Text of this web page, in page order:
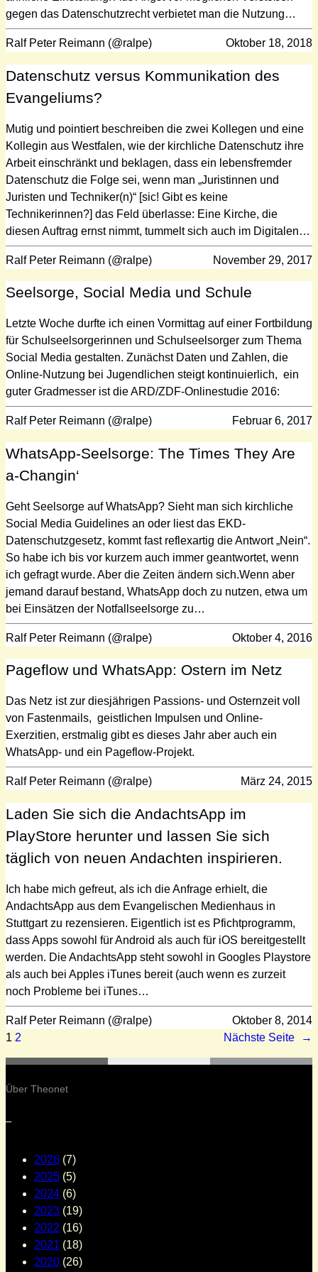
gegen das Datenschutzrecht verbietet man die Nutzung…
Ralf Peter Reimann (@ralpe) Oktober 18, 2018
Datenschutz versus Kommunikation des
Evangeliums?
Mutig und pointiert beschreiben die zwei Kollegen und eine
Kollegin aus Westfalen, wie der kirchliche Datenschutz ihre
Arbeit einschränkt und beklagen, dass ein lebensfremder
Datenschutz die Folge sei, wenn man „Juristinnen und
Juristen und Techniker(n)“ [sic! Gibt es keine
Technikerinnen?] das Feld überlasse: Eine Kirche, die
diesen Auftrag ernst nimmt, tummelt sich auch im Digitalen…
Ralf Peter Reimann (@ralpe) November 29, 2017
Seelsorge, Social Media und Schule
Letzte Woche durfte ich einen Vormittag auf einer Fortbildung
für Schulseelsorgerinnen und Schulseelsorger zum Thema
Social Media gestalten. Zunächst Daten und Zahlen, die
Online-Nutzung bei Jugendlichen steigt kontinuierlich, ein
guter Gradmesser ist die ARD/ZDF-Onlinestudie 2016:
Ralf Peter Reimann (@ralpe) Februar 6, 2017
WhatsApp-Seelsorge: The Times They Are
a-Changin‘
Geht Seelsorge auf WhatsApp? Sieht man sich kirchliche
Social Media Guidelines an oder liest das EKD-
Datenschutzgesetz, kommt fast reflexartig die Antwort „Nein“.
So habe ich bis vor kurzem auch immer geantwortet, wenn
ich gefragt wurde. Aber die Zeiten ändern sich.Wenn aber
jemand darauf bestand, WhatsApp doch zu nutzen, etwa um
bei Einsätzen der Notfallseelsorge zu…
Ralf Peter Reimann (@ralpe) Oktober 4, 2016
Pageflow und WhatsApp: Ostern im Netz
Das Netz ist zur diesjährigen Passions- und Osternzeit voll
von Fastenmails, geistlichen Impulsen und Online-
Exerzitien, erstmalig gibt es dieses Jahr aber auch ein
WhatsApp- und ein Pageflow-Projekt.
Ralf Peter Reimann (@ralpe) März 24, 2015
Laden Sie sich die AndachtsApp im
PlayStore herunter und lassen Sie sich
täglich von neuen Andachten inspirieren.
Ich habe mich gefreut, als ich die Anfrage erhielt, die
AndachtsApp aus dem Evangelischen Medienhaus in
Stuttgart zu rezensieren. Eigentlich ist es Pfichtprogramm,
dass Apps sowohl für Android als auch für iOS bereitgestellt
werden. Die AndachtsApp steht sowohl in Googles Playstore
als auch bei Apples iTunes bereit (auch wenn es zurzeit
noch Probleme bei iTunes…
Ralf Peter Reimann (@ralpe)
Oktober 8, 2014
1 2 Nächste Seite →
Über Theonet
–
2026 (7)
2025 (5)
2024 (6)
2023 (19)
2022 (16)
2021 (18)
2020 (26)